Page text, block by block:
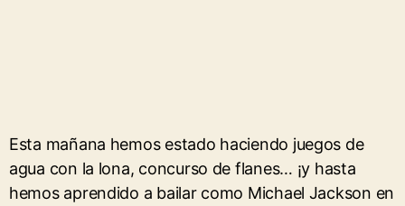
Esta mañana hemos estado haciendo juegos de
agua con la lona, concurso de flanes… ¡y hasta
hemos aprendido a bailar como Michael Jackson en